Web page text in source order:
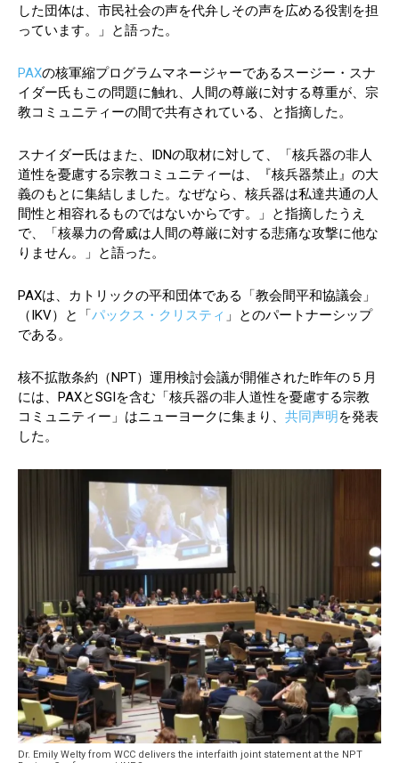
した団体は、市民社会の声を代弁しその声を広める役割を担
っています。」と語った。
PAXの核軍縮プログラムマネージャーであるスージー・スナ
イダー氏もこの問題に触れ、人間の尊厳に対する尊重が、宗
教コミュニティーの間で共有されている、と指摘した。
スナイダー氏はまた、IDNの取材に対して、「核兵器の非人
道性を憂慮する宗教コミュニティーは、『核兵器禁止』の大
義のもとに集結しました。なぜなら、核兵器は私達共通の人
間性と相容れるものではないからです。」と指摘したうえ
で、「核暴力の脅威は人間の尊厳に対する悲痛な攻撃に他な
りません。」と語った。
PAXは、カトリックの平和団体である「教会間平和協議会」
（IKV）と「パックス・クリスティ 」とのパートナーシップ
である。
核不拡散条約（NPT）運用検討会議が開催された昨年の５月
には、PAXとSGIを含む「核兵器の非人道性を憂慮する宗教
コミュニティー」はニューヨークに集まり、 共同声明 を発表
した。
Dr. Emily Welty from WCC delivers the interfaith joint statement at the NPT